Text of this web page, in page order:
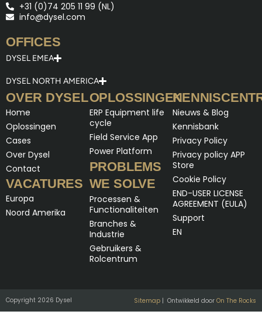
+31 (0)74 205 11 99 (NL)
info@dysel.com
OFFICES
DYSEL EMEA
DYSEL NORTH AMERICA
OVER DYSEL
Home
Oplossingen
Cases
Over Dysel
Contact
VACATURES
Europa
Noord Amerika
OPLOSSINGEN
ERP Equipment life
cycle
Field Service App
Power Platform
PROBLEMS
WE SOLVE
Processen &
Functionaliteiten
Branches &
Industrie
Gebruikers &
Rolcentrum
Nieuws & Blog
Kennisbank
Privacy Policy
Privacy policy APP
Store
Cookie Policy
END-USER LICENSE
AGREEMENT (EULA)
Support
EN
Copyright 2026 Dysel Sitemap | Ontwikkeld door On The Rocks